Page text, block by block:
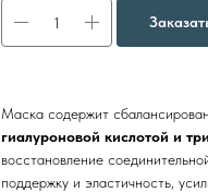
Маска содержит
гиалуроновой кислотой и
восстановление
поддержку и эластичность,